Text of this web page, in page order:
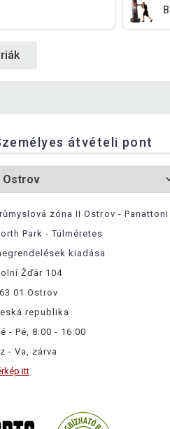
átvételi pont
zóna II Ostrov - Panattoni
Park - Túlméretes
kiadása
Žďár 104
01 Ostrov
republika
- Pé, 8:00 - 16:00
- Va, zárva
itt